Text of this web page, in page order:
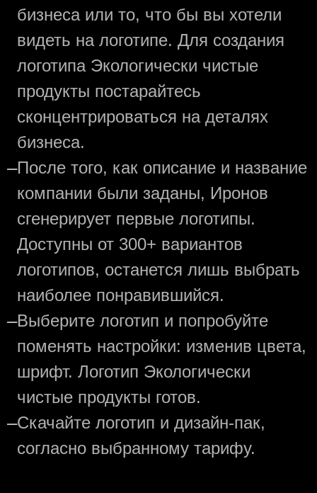
бизнеса или то, что бы вы хотели
видеть на логотипе. Для создания
логотипа Экологически чистые
продукты постарайтесь
сконцентрироваться на деталях
бизнеса.
—После того, как описание и название
компании были заданы, Иронов
сгенерирует первые логотипы.
Доступны от 300+ вариантов
логотипов, останется лишь выбрать
наиболее понравившийся.
—Выберите логотип и попробуйте
поменять настройки: изменив цвета,
шрифт. Логотип Экологически
чистые продукты готов.
—Скачайте логотип и дизайн-пак,
согласно выбранному тарифу.